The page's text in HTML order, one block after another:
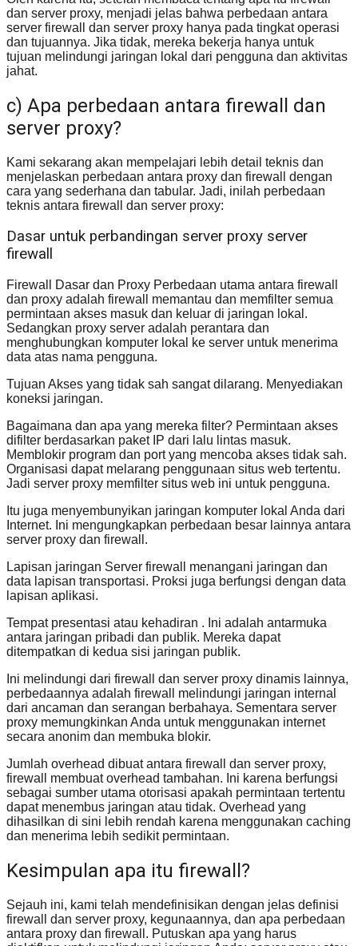
dan server proxy, menjadi jelas bahwa perbedaan antara
server firewall dan server proxy hanya pada tingkat operasi
dan tujuannya. Jika tidak, mereka bekerja hanya untuk
tujuan melindungi jaringan lokal dari pengguna dan aktivitas
jahat.
c) Apa perbedaan antara firewall dan
server proxy?
Kami sekarang akan mempelajari lebih detail teknis dan
menjelaskan perbedaan antara proxy dan firewall dengan
cara yang sederhana dan tabular. Jadi, inilah perbedaan
teknis antara firewall dan server proxy:
Dasar untuk perbandingan server proxy server
firewall
Firewall Dasar dan Proxy Perbedaan utama antara firewall
dan proxy adalah firewall memantau dan memfilter semua
permintaan akses masuk dan keluar di jaringan lokal.
Sedangkan proxy server adalah perantara dan
menghubungkan komputer lokal ke server untuk menerima
data atas nama pengguna.
Tujuan Akses yang tidak sah sangat dilarang. Menyediakan
koneksi jaringan.
Bagaimana dan apa yang mereka filter? Permintaan akses
difilter berdasarkan paket IP dari lalu lintas masuk.
Memblokir program dan port yang mencoba akses tidak sah.
Organisasi dapat melarang penggunaan situs web tertentu.
Jadi server proxy memfilter situs web ini untuk pengguna.
Itu juga menyembunyikan jaringan komputer lokal Anda dari
Internet. Ini mengungkapkan perbedaan besar lainnya antara
server proxy dan firewall.
Lapisan jaringan Server firewall menangani jaringan dan
data lapisan transportasi. Proksi juga berfungsi dengan data
lapisan aplikasi.
Tempat presentasi atau kehadiran . Ini adalah antarmuka
antara jaringan pribadi dan publik. Mereka dapat
ditempatkan di kedua sisi jaringan publik.
Ini melindungi dari firewall dan server proxy dinamis lainnya,
perbedaannya adalah firewall melindungi jaringan internal
dari ancaman dan serangan berbahaya. Sementara server
proxy memungkinkan Anda untuk menggunakan internet
secara anonim dan membuka blokir.
Jumlah overhead dibuat antara firewall dan server proxy,
firewall membuat overhead tambahan. Ini karena berfungsi
sebagai sumber utama otorisasi apakah permintaan tertentu
dapat menembus jaringan atau tidak. Overhead yang
dihasilkan di sini lebih rendah karena menggunakan caching
dan menerima lebih sedikit permintaan.
Kesimpulan apa itu firewall?
Sejauh ini, kami telah mendefinisikan dengan jelas definisi
firewall dan server proxy, kegunaannya, dan apa perbedaan
antara proxy dan firewall. Putuskan apa yang harus